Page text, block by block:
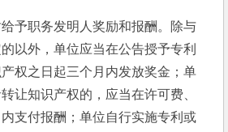
职务发明人奖励和报酬。除与
以外，单位应当在公告授予专利
权之日起三个月内发放奖金；单
让知识产权的，应当在许可费、
支付报酬；单位自行实施专利或